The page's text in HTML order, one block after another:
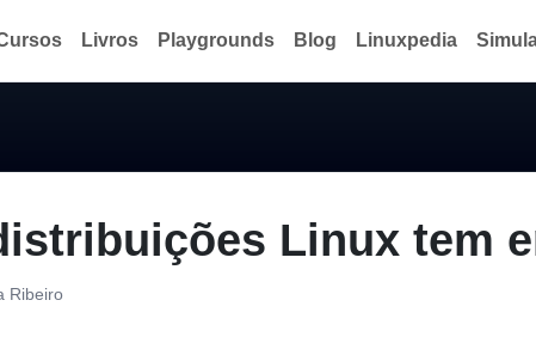
Livros Playgrounds Blog Linuxpedia
Linux tem
Ribeiro